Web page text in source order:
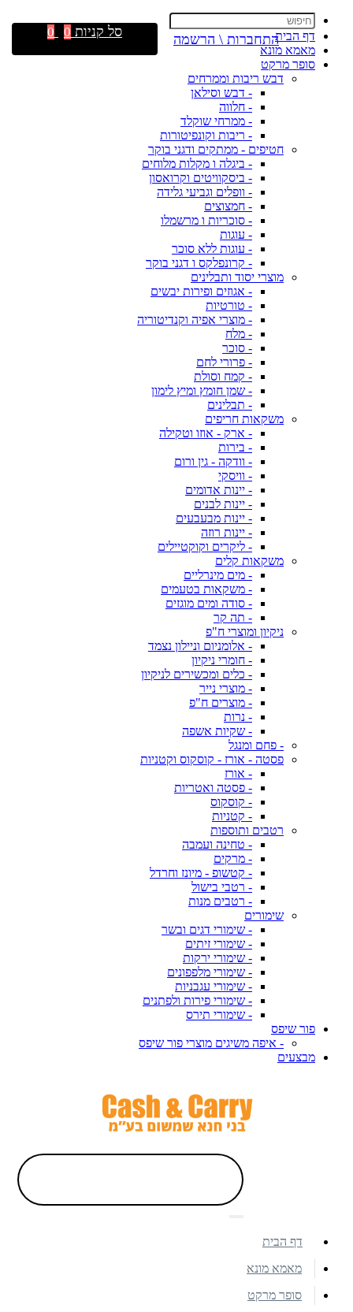
דף הבית
מאמא מונא
סופר מרקט
דבש ריבות וממרחים
- דבש וסילאן
- חלווה
- ממרחי שוקלד
- ריבות וקונפיטורות
חטיפים - ממתקים ודגני בוקר
- ביגלה ו מקלות מלוחים
- ביסקוויטים וקרואסון
- וופלים וגביעי גלידה
- חמצוצים
- סוכריות ו מרשמלו
- עוגות
- עוגות ללא סוכר
- קרונפלקס ו דגני בוקר
מוצרי יסוד ותבלינים
- אגוזים ופירות יבשים
- טורטיות
- מוצרי אפיה וקנדיטוריה
- מלח
- סוכר
- פרורי לחם
- קמח וסולת
- שמן חומץ ומיץ לימון
- תבלינים
משקאות חריפים
- ארק - אוזו וטקילה
- בירות
- וודקה - גין ורום
- וויסקי
- יינות אדומים
- יינות לבנים
- יינות מבעבעים
- יינות רוזה
- ליקרים וקוקטיילים
משקאות קלים
- מים מינרליים
- משקאות בטעמים
- סודה ומים מוגזים
- תה קר
ניקיון ומוצרי ח"פ
- אלומניום וניילון נצמד
- חומרי ניקיון
- כלים ומכשירים לניקיון
- מוצרי נייר
- מוצרים ח"פ
- נרות
- שקיות אשפה
- פחם ומנגל
פסטה - אורז - קוסקוס וקטניות
- אורז
- פסטה ואטריות
- קוסקוס
- קטניות
רטבים ותוספות
- טחינה ועמבה
- מרקים
- קטשופ - מיונז וחרדל
- רטבי בישול
- רטבים מנות
שימורים
- שימורי דגים ובשר
- שימורי זיתים
- שימורי ירקות
- שימורי מלפפונים
- שימורי עגבניות
- שימורי פירות ולפתנים
- שימורי תירס
פור שיפס
- איפה משיגים מוצרי פור שיפס
מבצעים
התחברות \ הרשמה סל קניות 0
0
דף הבית
מאמא מונא
סופר מרקט